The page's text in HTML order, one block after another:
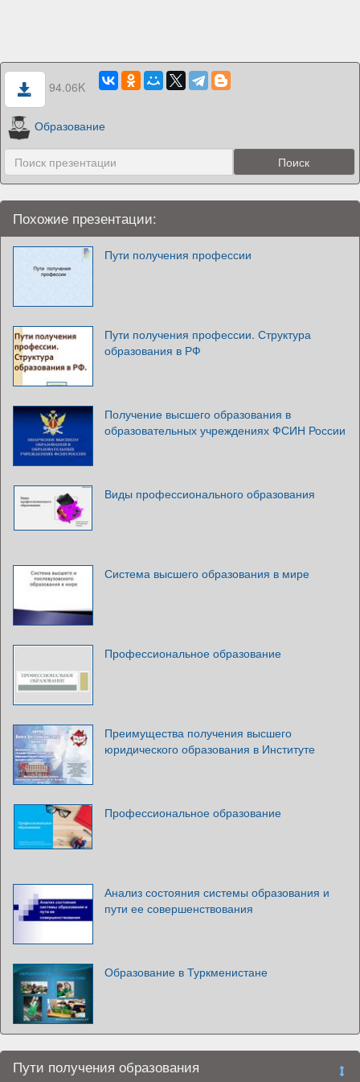
94.06K
Образование
Похожие презентации:
Пути получения профессии
Пути получения профессии. Структура
образования в РФ
Получение высшего образования в
образовательных учреждениях ФСИН России
Виды профессионального образования
Система высшего образования в мире
Профессиональное образование
Преимущества получения высшего
юридического образования в Институте
Профессиональное образование
Анализ состояния системы образования и
пути ее совершенствования
Образование в Туркменистане
Пути получения образования